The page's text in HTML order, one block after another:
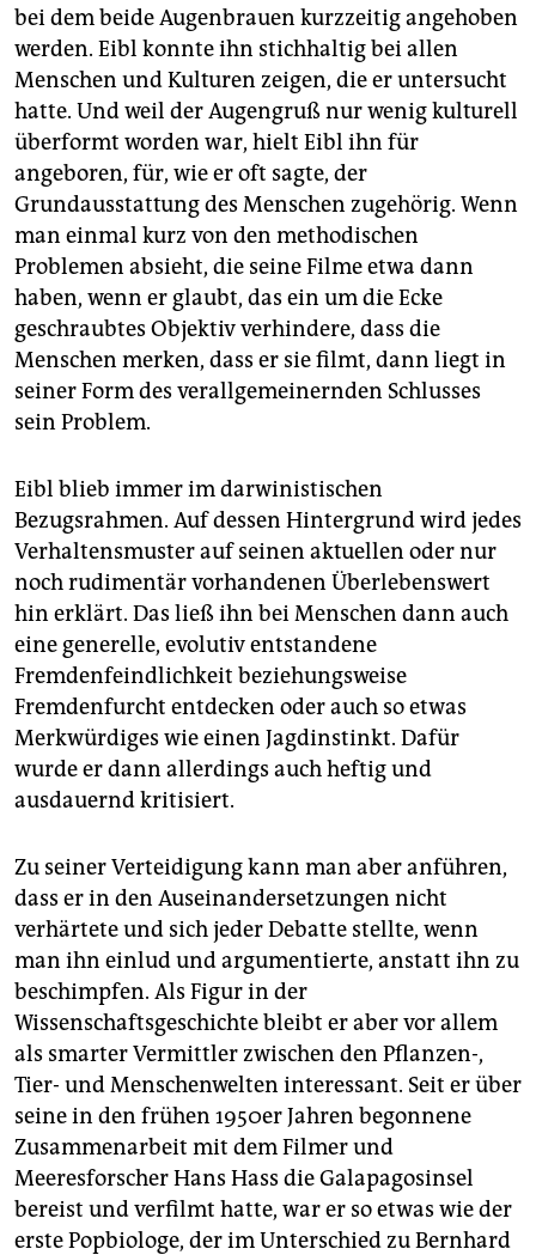
bei dem beide Augenbrauen kurzzeitig angehoben
werden. Eibl konnte ihn stichhaltig bei allen
Menschen und Kulturen zeigen, die er untersucht
hatte. Und weil der Augengruß nur wenig kulturell
überformt worden war, hielt Eibl ihn für
angeboren, für, wie er oft sagte, der
Grundausstattung des Menschen zugehörig. Wenn
man einmal kurz von den methodischen
Problemen absieht, die seine Filme etwa dann
haben, wenn er glaubt, das ein um die Ecke
geschraubtes Objektiv verhindere, dass die
Menschen merken, dass er sie filmt, dann liegt in
seiner Form des verallgemeinernden Schlusses
sein Problem.
Eibl blieb immer im darwinistischen
Bezugsrahmen. Auf dessen Hintergrund wird jedes
Verhaltensmuster auf seinen aktuellen oder nur
noch rudimentär vorhandenen Überlebenswert
hin erklärt. Das ließ ihn bei Menschen dann auch
eine generelle, evolutiv entstandene
Fremdenfeindlichkeit beziehungsweise
Fremdenfurcht entdecken oder auch so etwas
Merkwürdiges wie einen Jagdinstinkt. Dafür
wurde er dann allerdings auch heftig und
ausdauernd kritisiert.
Zu seiner Verteidigung kann man aber anführen,
dass er in den Auseinandersetzungen nicht
verhärtete und sich jeder Debatte stellte, wenn
man ihn einlud und argumentierte, anstatt ihn zu
beschimpfen. Als Figur in der
Wissenschaftsgeschichte bleibt er aber vor allem
als smarter Vermittler zwischen den Pflanzen-,
Tier- und Menschenwelten interessant. Seit er über
seine in den frühen 1950er Jahren begonnene
Zusammenarbeit mit dem Filmer und
Meeresforscher Hans Hass die Galapagosinsel
bereist und verfilmt hatte, war er so etwas wie der
erste Popbiologe, der im Unterschied zu Bernhard